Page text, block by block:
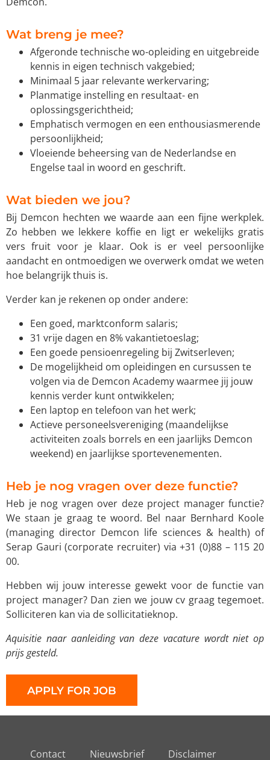
Wat breng je mee?
Afgeronde technische wo-opleiding en uitgebreide
kennis in eigen technisch vakgebied;
Minimaal 5 jaar relevante werkervaring;
Planmatige instelling en resultaat- en
oplossingsgerichtheid;
Emphatisch vermogen en een enthousiasmerende
persoonlijkheid;
Vloeiende beheersing van de Nederlandse en
Engelse taal in woord en geschrift.
Wat bieden we jou?
Bij Demcon hechten we waarde aan een fijne werkplek.
Zo hebben we lekkere koffie en ligt er wekelijks gratis
vers fruit voor je klaar. Ook is er veel persoonlijke
aandacht en ontmoedigen we overwerk omdat we weten
hoe belangrijk thuis is.
Verder kan je rekenen op onder andere:
Een goed, marktconform salaris;
31 vrije dagen en 8% vakantietoeslag;
Een goede pensioenregeling bij Zwitserleven;
De mogelijkheid om opleidingen en cursussen te
volgen via de Demcon Academy waarmee jij jouw
kennis verder kunt ontwikkelen;
Een laptop en telefoon van het werk;
Actieve personeelsvereniging (maandelijkse
activiteiten zoals borrels en een jaarlijks Demcon
weekend) en jaarlijkse sportevenementen.
Heb je nog vragen over deze functie?
Heb je nog vragen over deze project manager functie?
We staan je graag te woord. Bel naar Bernhard Koole
(managing director Demcon life sciences & health) of
Serap Gauri (corporate recruiter) via +31 (0)88 – 115 20
00.
Hebben wij jouw interesse gewekt voor de functie van
project manager? Dan zien we jouw cv graag tegemoet.
Solliciteren kan via de sollicitatieknop.
Aquisitie naar aanleiding van deze vacature wordt niet op
prijs gesteld.
Contact Nieuwsbrief Disclaimer